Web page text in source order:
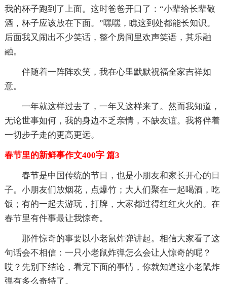
我的杯子跑到了上面。这时爸爸开口了：“小辈给长辈敬
酒，杯子应该放在下面。”嘿嘿，瞧这到处都能长知识。
后面我又闹出不少笑话，整个房间里欢声笑语，其乐融
融。
伴随着一阵阵欢笑，我在心里默默祝福全家吉祥如
意。
一年就这样过去了，一年又这样来了。然而我知道，
无论世事如何，我的身边不乏亲情，不缺友谊。我将伴着
一切步子走的更高更远。
春节里的新鲜事作文400字 篇3
春节是中国传统的节日，也是小朋友和家长开心的日
子。小朋友们放烟花，点爆竹；大人们聚在一起喝酒，吃
饭；有的一起去游玩，打牌，大家都过得红红火火的。在
春节里有件事最让我惊奇。
那件惊奇的事要以小老鼠炸弹讲起。相信大家看了这
句话会不相信：一只小老鼠炸弹怎么会让人惊奇的呢？
哎？先别下结论，看完下面的事情，你就知道这小老鼠炸
弹有多么奇特了。